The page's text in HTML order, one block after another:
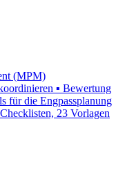
(MPM)
▪ Bewertung
für die Engpassplanung
23 Vorlagen